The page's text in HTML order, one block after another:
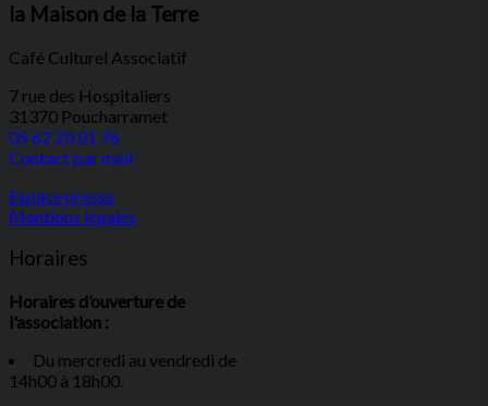
la Maison de la Terre
Café Culturel Associatif
7 rue des Hospitaliers
31370 Poucharramet
05 62 20 01 76
Contact par mail
Espace presse
Mentions légales
Horaires
Horaires d’ouverture de
l'association :
Du mercredi au vendredi de
14h00 à 18h00.